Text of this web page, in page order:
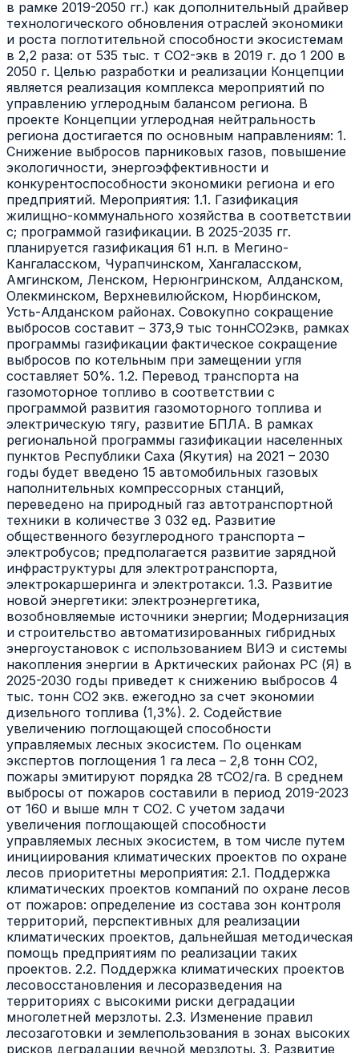
в рамке 2019-2050 гг.) как дополнительный драйвер
технологического обновления отраслей экономики
и роста поглотительной способности экосистемам
в 2,2 раза: от 535 тыс. т СО2-экв в 2019 г. до 1 200 в
2050 г. Целью разработки и реализации Концепции
является реализация комплекса мероприятий по
управлению углеродным балансом региона. В
проекте Концепции углеродная нейтральность
региона достигается по основным направлениям: 1.
Снижение выбросов парниковых газов, повышение
экологичности, энергоэффективности и
конкурентоспособности экономики региона и его
предприятий. Мероприятия: 1.1. Газификация
жилищно-коммунального хозяйства в соответствии
с; программой газификации. В 2025-2035 гг.
планируется газификация 61 н.п. в Мегино-
Кангаласском, Чурапчинском, Хангаласском,
Амгинском, Ленском, Нерюнгринском, Алданском,
Олекминском, Верхневилюйском, Нюрбинском,
Усть-Алданском районах. Совокупно сокращение
выбросов составит – 373,9 тыс тоннСО2экв, рамках
программы газификации фактическое сокращение
выбросов по котельным при замещении угля
составляет 50%. 1.2. Перевод транспорта на
газомоторное топливо в соответствии с
программой развития газомоторного топлива и
электрическую тягу, развитие БПЛА. В рамках
региональной программы газификации населенных
пунктов Республики Саха (Якутия) на 2021 – 2030
годы будет введено 15 автомобильных газовых
наполнительных компрессорных станций,
переведено на природный газ автотранспортной
техники в количестве 3 032 ед. Развитие
общественного безуглеродного транспорта –
электробусов; предполагается развитие зарядной
инфраструктуры для электротранспорта,
электрокаршеринга и электротакси. 1.3. Развитие
новой энергетики: электроэнергетика,
возобновляемые источники энергии; Модернизация
и строительство автоматизированных гибридных
энергоустановок с использованием ВИЭ и системы
накопления энергии в Арктических районах РС (Я) в
2025-2030 годы приведет к снижению выбросов 4
тыс. тонн СО2 экв. ежегодно за счет экономии
дизельного топлива (1,3%). 2. Содействие
увеличению поглощающей способности
управляемых лесных экосистем. По оценкам
экспертов поглощения 1 га леса – 2,8 тонн СО2,
пожары эмитируют порядка 28 тСО2/га. В среднем
выбросы от пожаров составили в период 2019-2023
от 160 и выше млн т СО2. С учетом задачи
увеличения поглощающей способности
управляемых лесных экосистем, в том числе путем
инициирования климатических проектов по охране
лесов приоритетны мероприятия: 2.1. Поддержка
климатических проектов компаний по охране лесов
от пожаров: определение из состава зон контроля
территорий, перспективных для реализации
климатических проектов, дальнейшая методическая
помощь предприятиям по реализации таких
проектов. 2.2. Поддержка климатических проектов
лесовосстановления и лесоразведения на
территориях с высокими риски деградации
многолетней мерзлоты. 2.3. Изменение правил
лесозаготовки и землепользования в зонах высоких
рисков деградации вечной мерзлоты. 3. Развитие